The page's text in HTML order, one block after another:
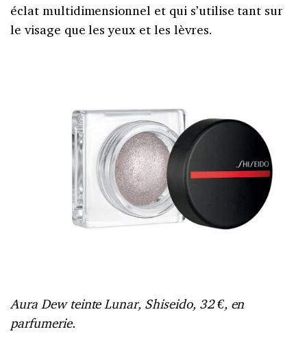
éclat multidimensionnel et qui s’utilise tant sur
le visage que les yeux et les lèvres.
Aura Dew teinte Lunar, Shiseido, 32 €, en
parfumerie.